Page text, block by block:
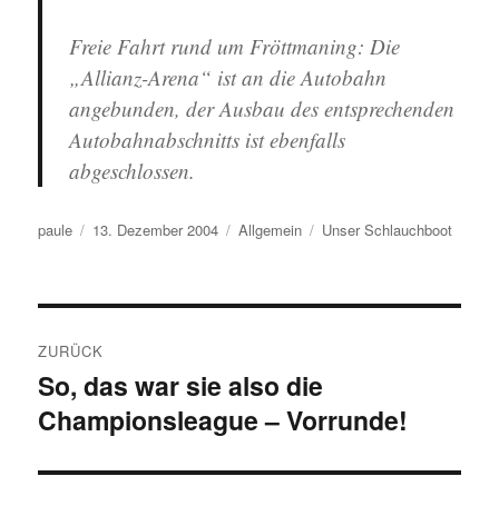
Freie Fahrt rund um Fröttmaning: Die
„Allianz-Arena“ ist an die Autobahn
angebunden, der Ausbau des entsprechenden
Autobahnabschnitts ist ebenfalls
abgeschlossen.
Autor
paule
Veröffentlicht
13. Dezember 2004 Kategorien
Allgemein Schlagwörter
Unser Schlauchboot
ZURÜCK
Vorheriger
Beitrag:
So, das war sie also die
Championsleague – Vorrunde!